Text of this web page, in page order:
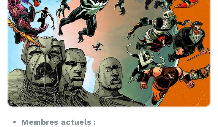
Membres actuels :